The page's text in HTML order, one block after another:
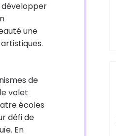
développer
une
de
volet
écoles
défi de
En